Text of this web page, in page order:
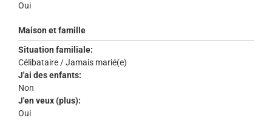
Oui
Maison et famille
Situation familiale:
Célibataire / Jamais marié(e)
J'ai des enfants:
Non
J'en veux (plus):
Oui